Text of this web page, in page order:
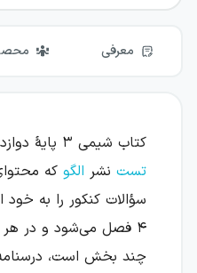
معرفی
کتاب شیمی ۳ پایهٔ دوازدهم از مجموعه کتب
تست نشر الگو
سؤالات کنکور را به
۴ فصل می‌شود و در
چند بخش است،